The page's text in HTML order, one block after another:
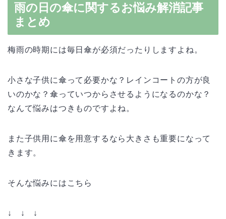
雨の日の傘に関するお悩み解消記事
まとめ
梅雨の時期には毎日傘が必須だったりしますよね。
小さな子供に傘って必要かな？レインコートの方が良
いのかな？傘っていつからさせるようになるのかな？
なんて悩みはつきものですよね。
また子供用に傘を用意するなら大きさも重要になって
きます。
そんな悩みにはこちら
↓ ↓ ↓